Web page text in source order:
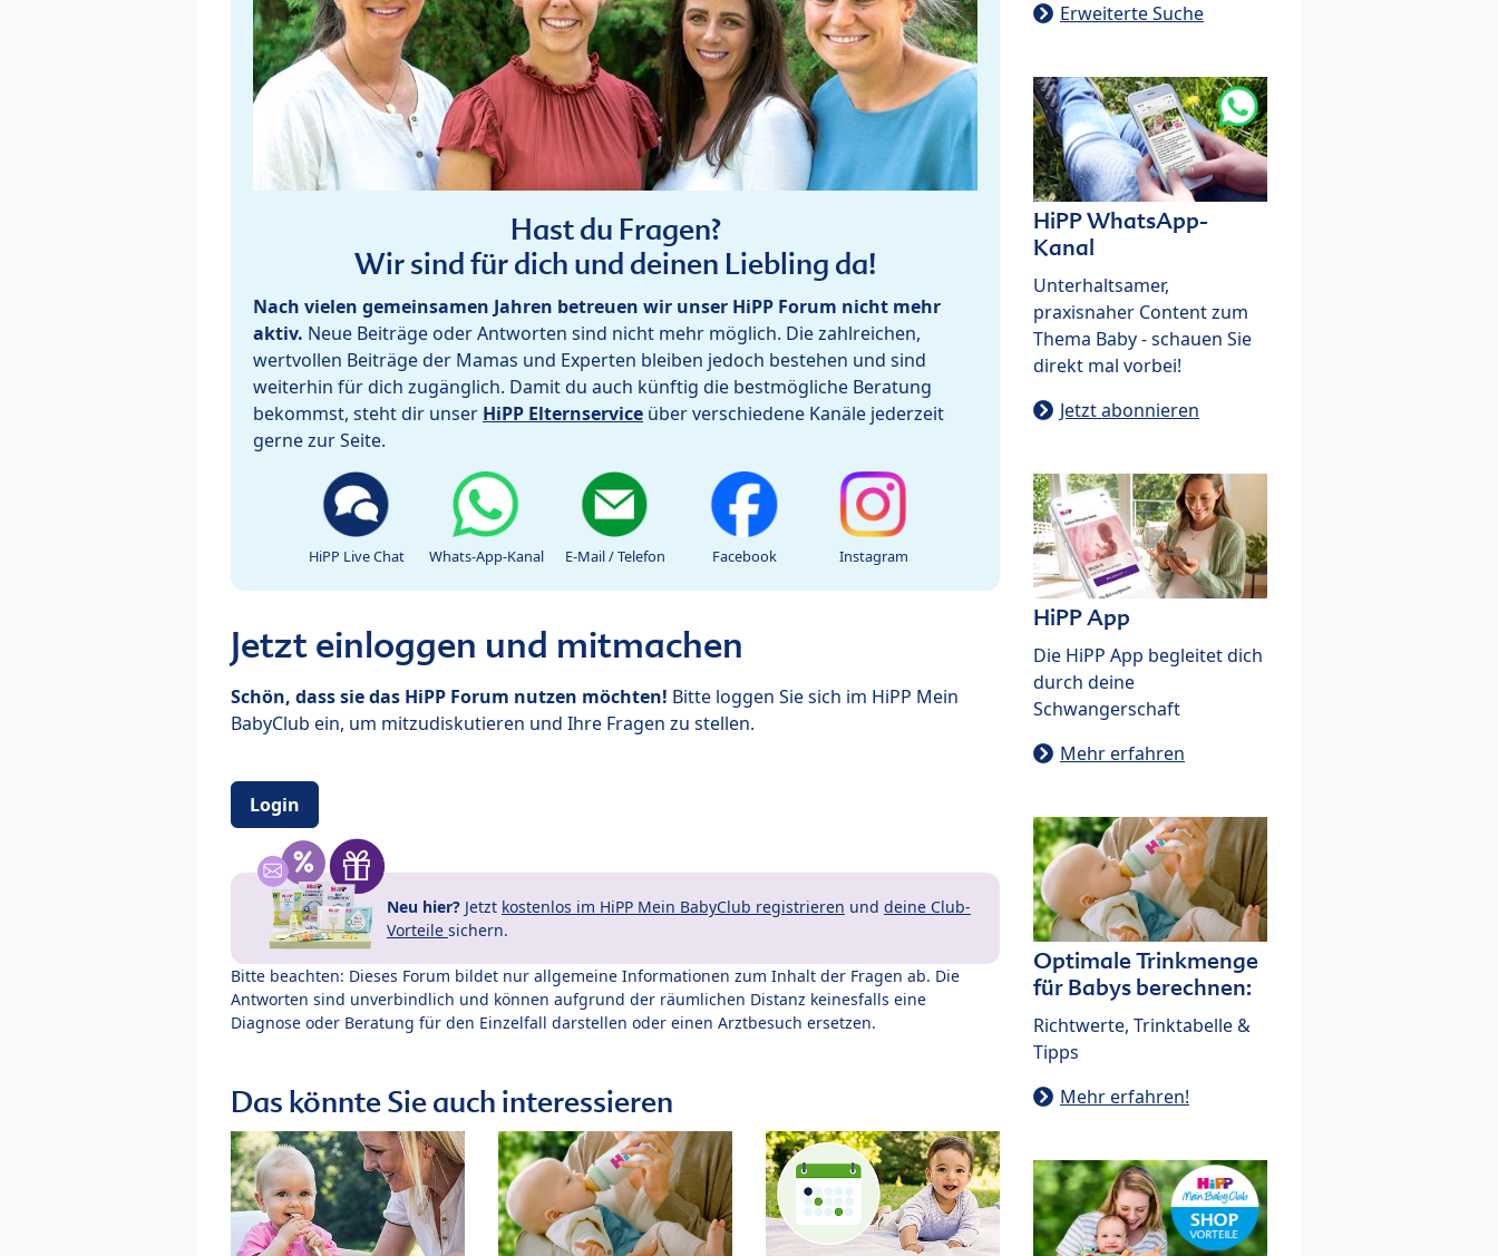
Hast du Fragen?
Wir sind für dich und deinen Liebling da!
Nach vielen gemeinsamen Jahren betreuen wir unser HiPP Forum nicht mehr
aktiv. Neue Beiträge oder Antworten sind nicht mehr möglich. Die zahlreichen,
wertvollen Beiträge der Mamas und Experten bleiben jedoch bestehen und sind
weiterhin für dich zugänglich. Damit du auch künftig die bestmögliche Beratung
bekommst, steht dir unser HiPP Elternservice über verschiedene Kanäle jederzeit
gerne zur Seite.
HiPP Live Chat Whats-App-Kanal E-Mail / Telefon Facebook Instagram
Jetzt einloggen und mitmachen
Schön, dass sie das HiPP Forum nutzen möchten! Bitte loggen Sie sich im HiPP Mein
BabyClub ein, um mitzudiskutieren und Ihre Fragen zu stellen.
Login
Neu hier? Jetzt kostenlos im HiPP Mein BabyClub registrieren und deine Club-
Vorteile sichern.
Bitte beachten: Dieses Forum bildet nur allgemeine Informationen zum Inhalt der Fragen ab. Die
Antworten sind unverbindlich und können aufgrund der räumlichen Distanz keinesfalls eine
Diagnose oder Beratung für den Einzelfall darstellen oder einen Arztbesuch ersetzen.
Das könnte Sie auch interessieren
Erweiterte Suche
HiPP WhatsApp-
Kanal
Unterhaltsamer,
praxisnaher Content zum
Thema Baby - schauen Sie
direkt mal vorbei!
Jetzt abonnieren
HiPP App
Die HiPP App begleitet dich
durch deine
Schwangerschaft
Mehr erfahren
Optimale Trinkmenge
für Babys berechnen:
Richtwerte, Trinktabelle &
Tipps
Mehr erfahren!